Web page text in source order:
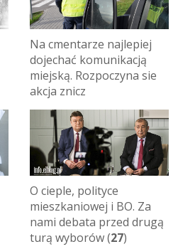
Na cmentarze najlepiej
dojechać komunikacją
miejską. Rozpoczyna sie
akcja znicz
O cieple, polityce
mieszkaniowej i BO. Za
nami debata przed drugą
turą wyborów (27)